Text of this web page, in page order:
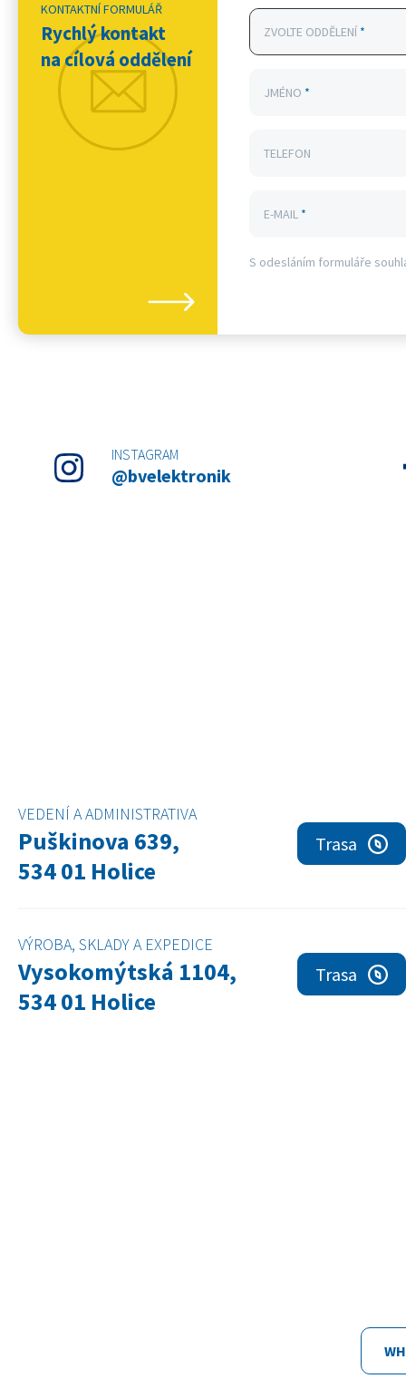
KONTAKTNÍ FORMULÁŘ
Rychlý kontakt
na cílová oddělení
ZVOLTE ODDĚLENÍ *
JMÉNO *
TELEFON
E-MAIL *
S odesláním formuláře
INSTAGRAM
@bvelektronik
VEDENÍ A ADMINISTRATIVA
Puškinova 639,
534 01 Holice
Trasa
VÝROBA, SKLADY A EXPEDICE
Vysokomýtská 1104,
534 01 Holice
Trasa